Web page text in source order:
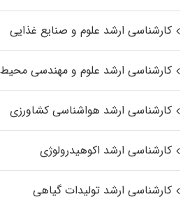
کارشناسی ارشد علوم و صنایع غذایی
کارشناسی ارشد علوم و مهندسی
کارشناسی ارشد هواشناسی کشاورزی
کارشناسی ارشد اکوهیدرولوژی
کارشناسی ارشد تولیدات گیاهی